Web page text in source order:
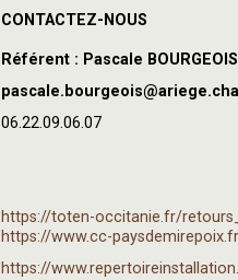
CONTACTEZ-NOUS
Référent : Pascale BOURGEOIS
06.22.09.06.07
https://toten-occitanie.fr/
https://www.cc-
https://